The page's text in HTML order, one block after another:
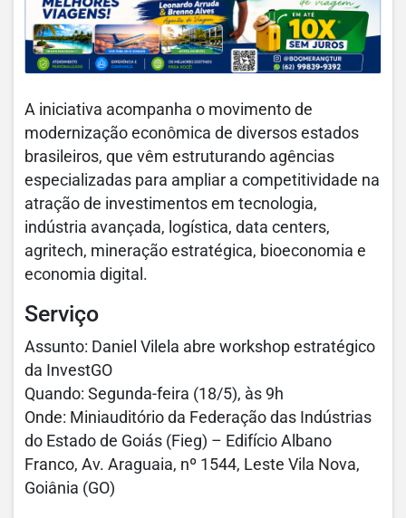
A iniciativa acompanha o movimento de
modernização econômica de diversos estados
brasileiros, que vêm estruturando agências
especializadas para ampliar a competitividade na
atração de investimentos em tecnologia,
indústria avançada, logística, data centers,
agritech, mineração estratégica, bioeconomia e
economia digital.
Serviço
Assunto: Daniel Vilela abre workshop estratégico
da InvestGO
Quando: Segunda-feira (18/5), às 9h
Onde: Miniauditório da Federação das Indústrias
do Estado de Goiás (Fieg) – Edifício Albano
Franco, Av. Araguaia, nº 1544, Leste Vila Nova,
Goiânia (GO)